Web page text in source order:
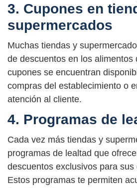
3. Cupones en
supermercados
Muchas tiendas y
de descuentos en los alimentos
cupones se encuentran
compras del establecimiento o
atención al cliente.
4. Programas de
Cada vez más tiendas y
programas de lealtad que
descuentos exclusivos para
Estos programas te permiten